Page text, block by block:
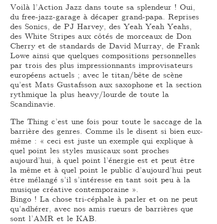
Voilà l’Action Jazz dans toute sa splendeur ! Oui,
du free-jazz-garage à décaper grand-papa. Reprises
des Sonics, de PJ Harvey, des Yeah Yeah Yeahs,
des White Stripes aux côtés de morceaux de Don
Cherry et de standards de David Murray, de Frank
Lowe ainsi que quelques compositions personnelles
par trois des plus impressionnants improvisateurs
européens actuels ; avec le titan/bête de scène
qu’est Mats Gustafsson aux saxophone et la section
rythmique la plus heavy/lourde de toute la
Scandinavie.
The Thing c’est une fois pour toute le saccage de la
barrière des genres. Comme ils le disent si bien eux-
même : « ceci est juste un exemple qui explique à
quel point les styles musicaux sont proches
aujourd’hui, à quel point l’énergie est et peut être
la même et à quel point le public d’aujourd’hui peut
être mélangé s’il s’intéresse en tant soit peu à la
musique créative contemporaine ».
Bingo ! La chose tri-céphale à parler et on ne peut
qu’adhérer, avec nos amis rueurs de barrières que
sont l’AMR et le KAB.